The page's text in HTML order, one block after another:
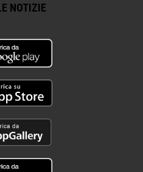
NOTIZIE